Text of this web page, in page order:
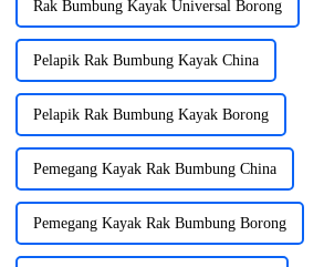
Rak Bumbung Kayak Universal Borong
Pelapik Rak Bumbung Kayak China
Pelapik Rak Bumbung Kayak Borong
Pemegang Kayak Rak Bumbung China
Pemegang Kayak Rak Bumbung Borong